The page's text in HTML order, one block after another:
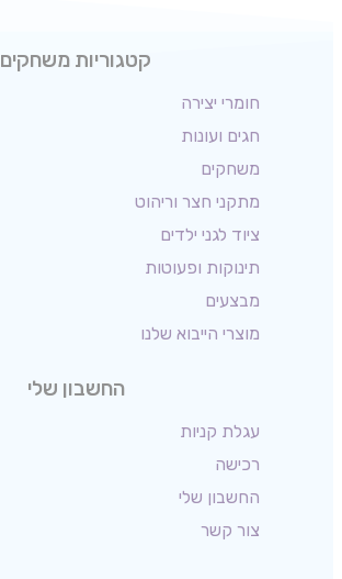
קטגוריות משחקים
חומרי יצירה
חגים ועונות
משחקים
מתקני חצר וריהוט
ציוד לגני ילדים
תינוקות ופעוטות
מבצעים
מוצרי הייבוא שלנו
החשבון שלי
עגלת קניות
רכישה
החשבון שלי
צור קשר